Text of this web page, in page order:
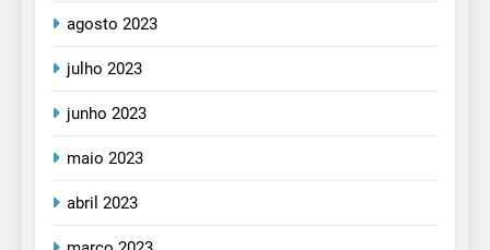
agosto 2023
julho 2023
junho 2023
maio 2023
abril 2023